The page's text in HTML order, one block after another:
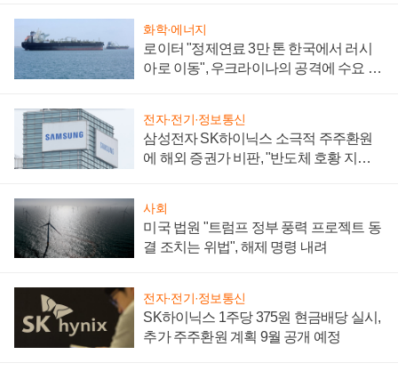
화학·에너지
로이터 "정제연료 3만 톤 한국에서 러시
아로 이동", 우크라이나의 공격에 수요 늘
전자·전기·정보통신
삼성전자 SK하이닉스 소극적 주주환원
에 해외 증권가 비판, "반도체 호황 지속
사회
미국 법원 "트럼프 정부 풍력 프로젝트 동
결 조치는 위법", 해제 명령 내려
전자·전기·정보통신
SK하이닉스 1주당 375원 현금배당 실시,
추가 주주환원 계획 9월 공개 예정